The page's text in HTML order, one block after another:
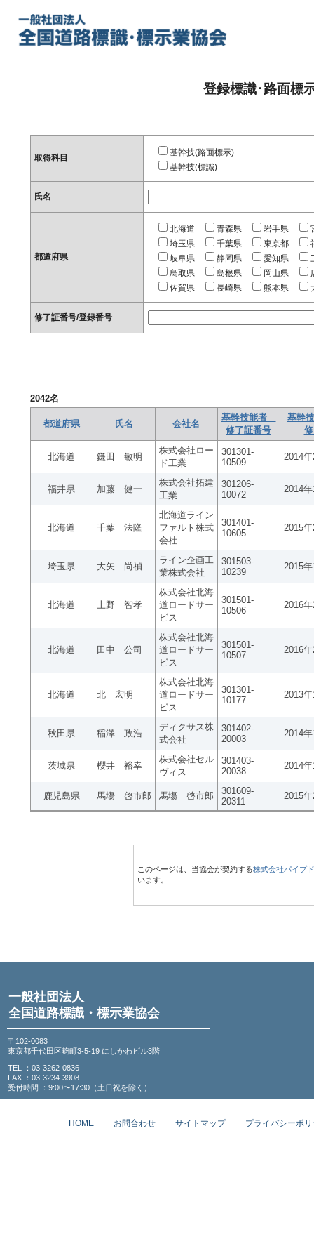
登録標識･路面標
取得科目
基幹技(路面標示)
基幹技(標識)
氏名
都道府県
北海道 青森県 岩手県
埼玉県
千葉県 東京都
岐阜県
静岡県 愛知県
鳥取県
島根県 岡山県
佐賀県
長崎県 熊本県
修了証番号/登録番号
2042名
都道府県 氏名 会社名
基幹技能者
修了証番号
基幹
北海道 鎌田 敏明
株式会社ロー
ド工業
301301-
10509
2014
福井県 加藤 健一
株式会社拓建
工業
301206-
10072
2014
北海道 千葉 法隆
北海道ライン
ファルト株式
会社
301401-
10605
2015
埼玉県 大矢 尚禎
ライン企画工
業株式会社
301503-
10239
2015
北海道 上野 智孝
株式会社北海
道ロードサー
ビス
301501-
10506
2016
北海道 田中 公司
株式会社北海
道ロードサー
ビス
301501-
10507
2016
北海道 北 宏明
株式会社北海
道ロードサー
ビス
301301-
10177
2013
秋田県 稲澤 政浩
ディクサス株
式会社
301402-
20003
2014
茨城県 櫻井 裕幸
株式会社セル
ヴィス
301403-
20038
2014
鹿児島県 馬塲 啓市郎 馬塲 啓市郎
301609-
20311
2015
このページは、当協会が契約する株式会社パイプ
います。
一般社団法人
全国道路標識・標示業協会
〒102-0083
東京都千代田区麹町3-5-19 にしかわビル3階
TEL ：03-3262-0836
FAX ：03-3234-3908
受付時間 ：9:00〜17:30（土日祝を除く）
HOME お問合わせ サイトマップ プライバシーポ